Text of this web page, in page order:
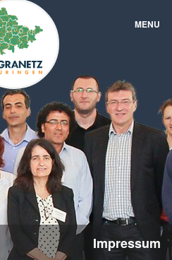
MENU
Impressum